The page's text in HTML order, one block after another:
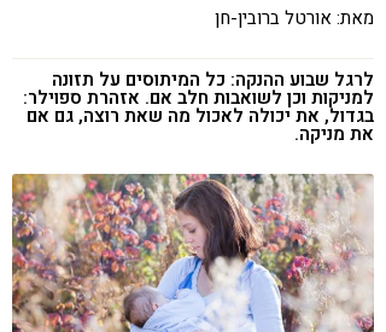
ניקוי רעלים
ילדים
תזונה וספורט
הפרעות קשב & ריכוז
אכילה רגשית
קורונה
טבעונות
מאת: אורטל ברובין-חן
לרגל שבוע ההנקה: כל המיתוסים על תזונה
למניקות וכן לשואבות חלב אם. אזהרת ספוילר:
בגדול, את יכולה לאכול מה שאת רוצה, גם אם
את מניקה.